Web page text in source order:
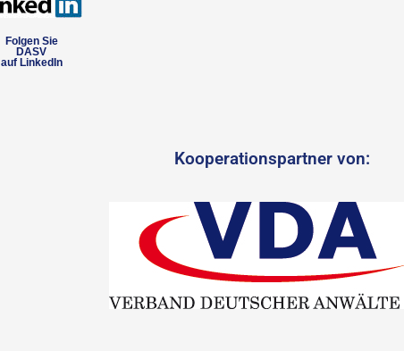
Folgen Sie
DASV
auf LinkedIn
Kooperationspartner von: